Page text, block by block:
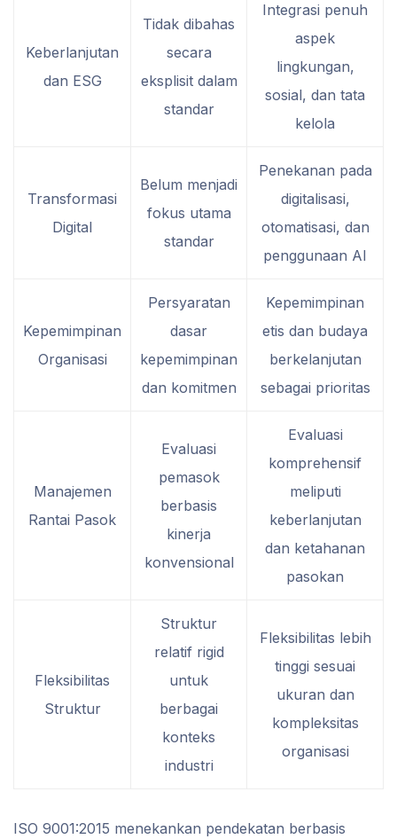
Keberlanjutan
dan ESG
Tidak dibahas
secara
eksplisit dalam
standar
Integrasi penuh
aspek
lingkungan,
sosial, dan tata
kelola
Transformasi
Digital
Belum menjadi
fokus utama
standar
Penekanan pada
digitalisasi,
otomatisasi, dan
penggunaan AI
Kepemimpinan
Organisasi
Persyaratan
dasar
kepemimpinan
dan komitmen
Kepemimpinan
etis dan budaya
berkelanjutan
sebagai prioritas
Manajemen
Rantai Pasok
Evaluasi
pemasok
berbasis
kinerja
konvensional
Evaluasi
komprehensif
meliputi
keberlanjutan
dan ketahanan
pasokan
Fleksibilitas
Struktur
Struktur
relatif rigid
untuk
berbagai
konteks
industri
Fleksibilitas lebih
tinggi sesuai
ukuran dan
kompleksitas
organisasi
ISO 9001:2015 menekankan pendekatan berbasis